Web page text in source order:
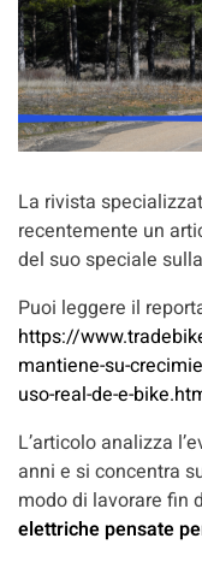
La rivista
recentemente un
del suo speciale
Puoi leggere il
https://
mantiene-su-
uso-real-de-e-
L’articolo analizza
anni e si concentra
modo di lavorare fin
elettriche pensate